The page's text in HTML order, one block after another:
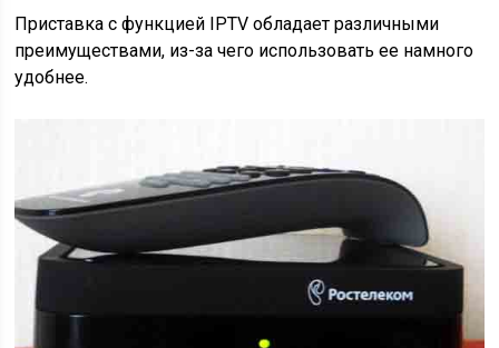
Приставка с функцией IPTV обладает различными
преимуществами, из-за чего использовать ее намного
удобнее.